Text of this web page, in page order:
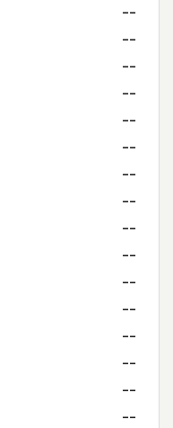
--
--
--
--
--
--
--
--
--
--
--
--
--
--
--
--